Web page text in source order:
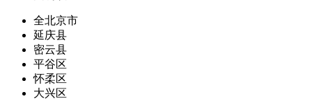
全北京市
延庆县
密云县
平谷区
怀柔区
大兴区